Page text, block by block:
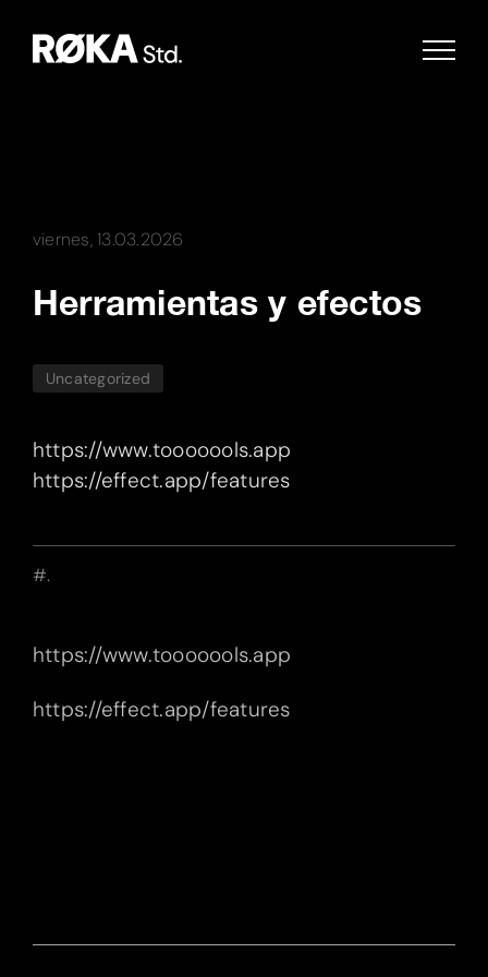
contenido
viernes, 13.03.2026
Herramientas y efectos
Uncategorized
https://www.tooooools.app
https://effect.app/features
#.
https://www.tooooools.app
https://effect.app/features